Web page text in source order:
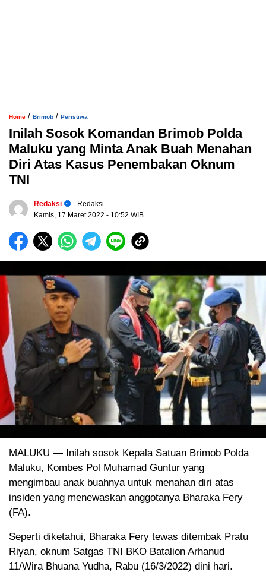
Home / Brimob / Peristiwa
Inilah Sosok Komandan Brimob Polda
Maluku yang Minta Anak Buah Menahan
Diri Atas Kasus Penembakan Oknum
TNI
Redaksi
- Redaksi
Kamis, 17 Maret 2022 - 10:52 WIB
MALUKU — Inilah sosok Kepala Satuan Brimob Polda
Maluku, Kombes Pol Muhamad Guntur yang
mengimbau anak buahnya untuk menahan diri atas
insiden yang menewaskan anggotanya Bharaka Fery
(FA).
Seperti diketahui, Bharaka Fery tewas ditembak Pratu
Riyan, oknum Satgas TNI BKO Batalion Arhanud
11/Wira Bhuana Yudha, Rabu (16/3/2022) dini hari.